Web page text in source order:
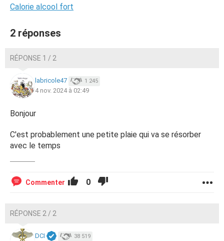
Calorie alcool fort
2 réponses
RÉPONSE 1 / 2
labricole47 1 245
4 nov. 2024 à 02:49
Bonjour
C'est probablement une petite plaie qui va se résorber
avec le temps
Commenter 0
RÉPONSE 2 / 2
DCI 38 519